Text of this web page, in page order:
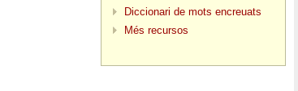
Diccionari de mots encreuats
Més recursos